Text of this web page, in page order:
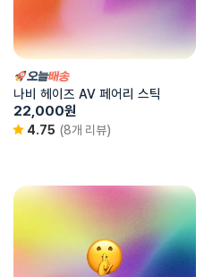
나비 헤이즈 AV 페어리 스틱
22,000원
4.75 (8개 리뷰)